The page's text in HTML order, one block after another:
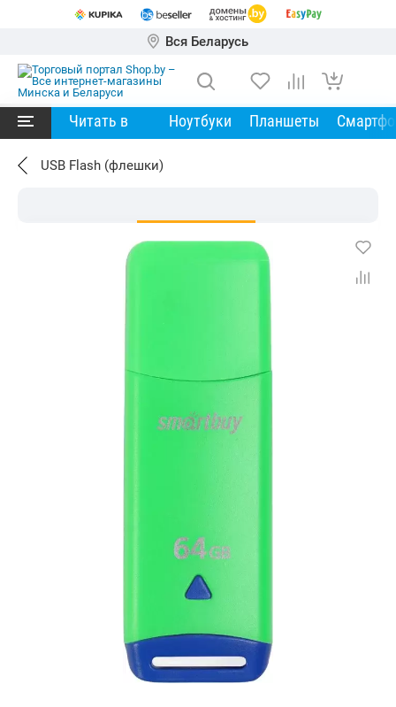
Вся Беларусь
Читать в Ноутбуки Планшеты
USB Flash (флешки)